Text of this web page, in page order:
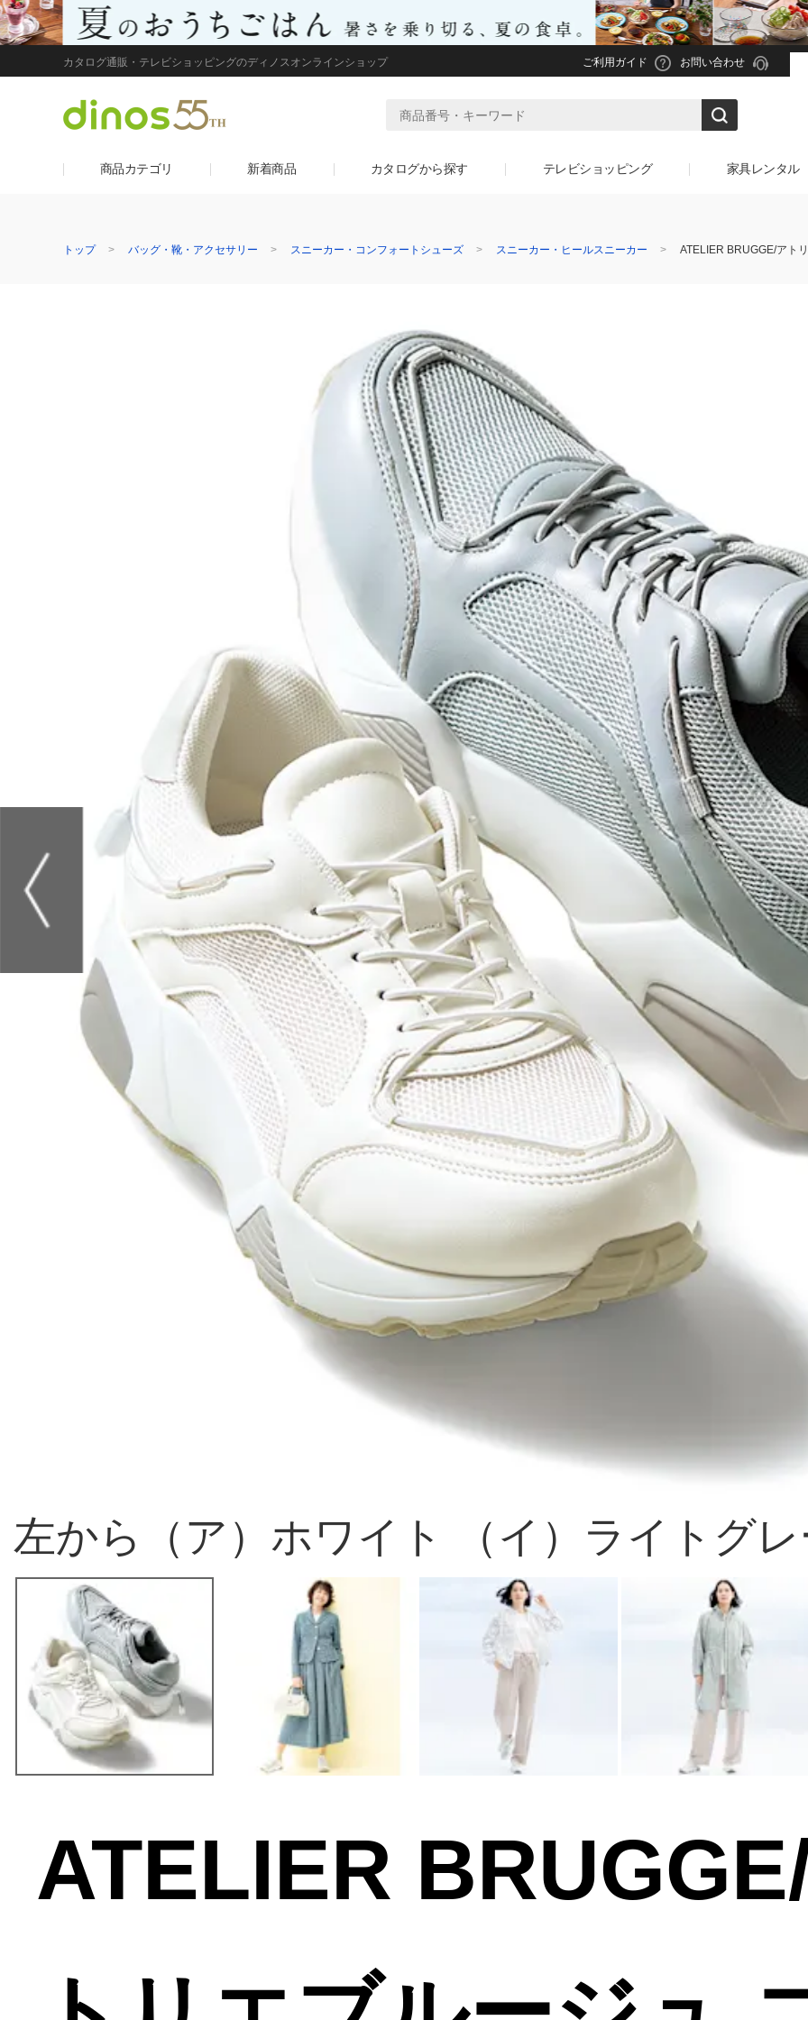
カタログ通販・テレビショッピングのディノスオンラインショップ ご利用ガイド お問い合わせ
商品カテゴリ 新着商品 カタログから探す テレビショッピング 家具レンタル
トップ バッグ・靴・アクセサリー スニーカー・コンフォートシューズ スニーカー・ヒールスニーカー ATELIER BRUGGE/アト
左から（ア）ホワイト （イ）ライトグ
ATELIER